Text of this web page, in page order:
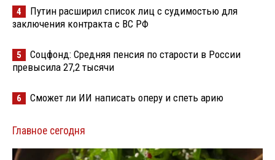
4
Путин расширил список лиц с судимостью для
заключения контракта с ВС РФ
5
Соцфонд: Средняя пенсия по старости в России
превысила 27,2 тысячи
6 Сможет ли ИИ написать оперу и спеть арию
Главное сегодня